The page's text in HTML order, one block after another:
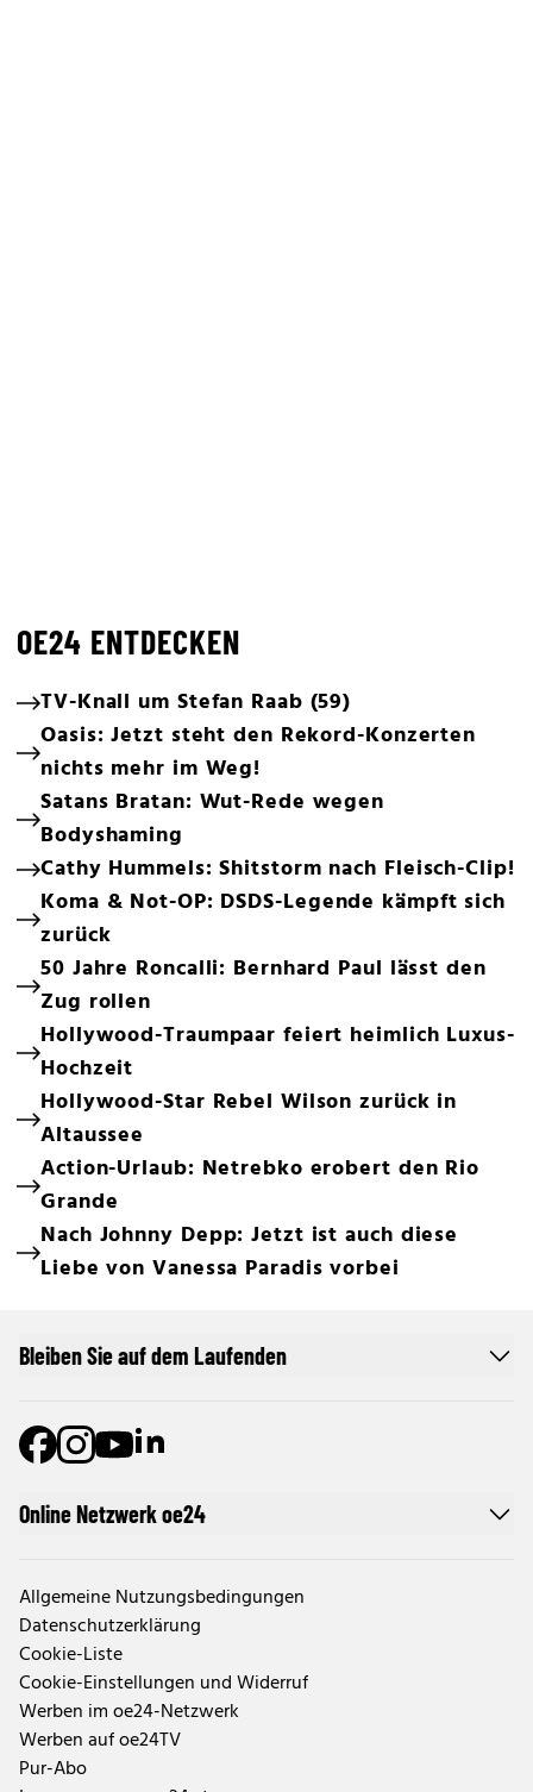
OE24 ENTDECKEN
TV-Knall um Stefan Raab (59)
Oasis: Jetzt steht den Rekord-Konzerten
nichts mehr im Weg!
Satans Bratan: Wut-Rede wegen
Bodyshaming
Cathy Hummels: Shitstorm nach Fleisch-Clip!
Koma & Not-OP: DSDS-Legende kämpft sich
zurück
50 Jahre Roncalli: Bernhard Paul lässt den
Zug rollen
Hollywood-Traumpaar feiert heimlich Luxus-
Hochzeit
Hollywood-Star Rebel Wilson zurück in
Altaussee
Action-Urlaub: Netrebko erobert den Rio
Grande
Nach Johnny Depp: Jetzt ist auch diese
Liebe von Vanessa Paradis vorbei
Online Netzwerk oe24
Allgemeine Nutzungsbedingungen
Datenschutzerklärung
Cookie-Liste
Cookie-Einstellungen und Widerruf
Werben im oe24-Netzwerk
Werben auf oe24TV
Pur-Abo
Bleiben Sie auf dem Laufenden